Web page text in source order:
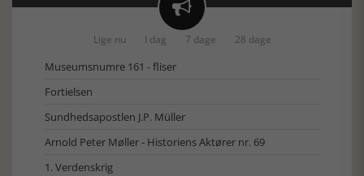

Lige nu I dag 7 dage 28 dage
Museumsnumre 161 - fliser
Fortielsen
Sundhedsapostlen J.P. Müller
Arnold Peter Møller - Historiens Aktører nr. 69
1. Verdenskrig